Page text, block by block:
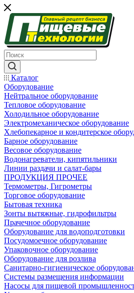
Каталог
Оборудование
Нейтральное оборудование
Тепловое оборудование
Холодильное оборудование
Электромеханическое оборудование
Хлебопекарное и кондитерское
Барное оборудование
Весовое оборудование
Водонагреватели, кипятильники
Линии раздачи и салат-бары
ПРОДУКЦИЯ ПРОЧЕЕ
Термометры, Гигрометры
Торговое оборудование
Бытовая техника
Зонты вытяжные, гидрофильтры
Прачечное оборудование
Оборудование для водоподготовки
Посудомоечное оборудование
Упаковочное оборудование
Оборудование для розлива
Санитарно-гигиеническое
Системы размещения информации
Насосы для пищевой